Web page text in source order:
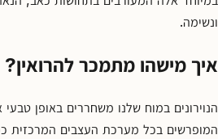
ונשימה.
איך מישהו מתמכר להרואין?
הנוירונים במוח שלנו משחררים באופן טבעי
המופרשים בכל מערכת העצבים המרכזית